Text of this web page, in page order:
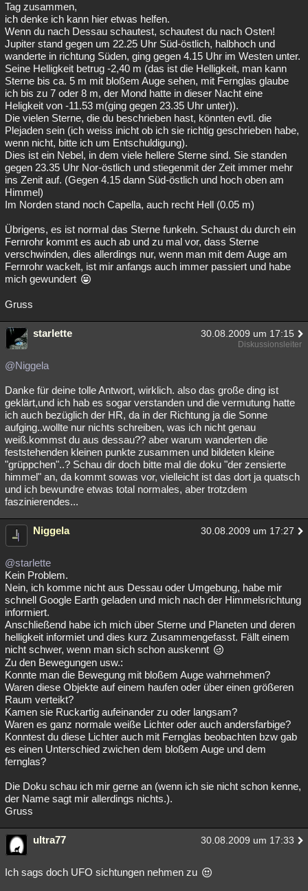
Tag zusammen,
ich denke ich kann hier etwas helfen.
Wenn du nach Dessau schautest, schautest du nach Osten!
Jupiter stand gegen um 22.25 Uhr Süd-östlich, halbhoch und
wanderte in richtung Süden, ging gegen 4.15 Uhr im Westen unter.
Seine Helligkeit betrug -2,40 m (das ist die Helligkeit, man kann
Sterne bis ca. 5 m mit bloßem Auge sehen, mit Fernglas glaube
ich bis zu 7 oder 8 m, der Mond hatte in dieser Nacht eine
Heligkeit von -11.53 m(ging gegen 23.35 Uhr unter)).
Die vielen Sterne, die du beschrieben hast, könnten evtl. die
Plejaden sein (ich weiss inicht ob ich sie richtig geschrieben habe,
wenn nicht, bitte ich um Entschuldigung).
Dies ist ein Nebel, in dem viele hellere Sterne sind. Sie standen
gegen 23.35 Uhr Nor-östlich und stiegenmit der Zeit immer mehr
ins Zenit auf. (Gegen 4.15 dann Süd-östlich und hoch oben am
Himmel)
Im Norden stand noch Capella, auch recht Hell (0.05 m)
Übrigens, es ist normal das Sterne funkeln. Schaust du durch ein
Fernrohr kommt es auch ab und zu mal vor, dass Sterne
verschwinden, dies allerdings nur, wenn man mit dem Auge am
Fernrohr wackelt, ist mir anfangs auch immer passiert und habe
mich gewundert
Gruss
starlette 30.08.2009 um 17:15
Diskussionsleiter
@Niggela
Danke für deine tolle Antwort, wirklich. also das große ding ist
geklärt,und ich hab es sogar verstanden und die vermutung hatte
ich auch bezüglich der HR, da in der Richtung ja die Sonne
aufging..wollte nur nichts schreiben, was ich nicht genau
weiß.kommst du aus dessau?? aber warum wanderten die
feststehenden kleinen punkte zusammen und bildeten kleine
"grüppchen"..? Schau dir doch bitte mal die doku "der zensierte
himmel" an, da kommt sowas vor, vielleicht ist das dort ja quatsch
und ich bewundre etwas total normales, aber trotzdem
faszinierendes...
Niggela 30.08.2009 um 17:27
@starlette
Kein Problem.
Nein, ich komme nicht aus Dessau oder Umgebung, habe mir
schnell Google Earth geladen und mich nach der Himmelsrichtung
informiert.
Anschließend habe ich mich über Sterne und Planeten und deren
helligkeit informiet und dies kurz Zusammengefasst. Fällt einem
nicht schwer, wenn man sich schon auskennt
Zu den Bewegungen usw.:
Konnte man die Bewegung mit bloßem Auge wahrnehmen?
Waren diese Objekte auf einem haufen oder über einen größeren
Raum verteikt?
Kamen sie Ruckartig aufeinander zu oder langsam?
Waren es ganz normale weiße Lichter oder auch andersfarbige?
Konntest du diese Lichter auch mit Fernglas beobachten bzw gab
es einen Unterschied zwichen dem bloßem Auge und dem
fernglas?
Die Doku schau ich mir gerne an (wenn ich sie nicht schon kenne,
der Name sagt mir allerdings nichts.).
Gruss
ultra77 30.08.2009 um 17:33
Ich sags doch UFO sichtungen nehmen zu